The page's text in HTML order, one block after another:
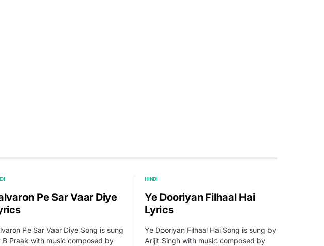
Pe Sar Vaar Diye
Pe Sar Vaar Diye Song is sung
B Praak with music composed by
HINDI
Ye Dooriyan Filhaal Hai
Lyrics
Ye Dooriyan Filhaal Hai Song is sung by
Arijit Singh with music composed by